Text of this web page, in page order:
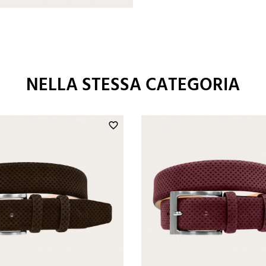
NELLA STESSA CATEGORIA
favorite_border